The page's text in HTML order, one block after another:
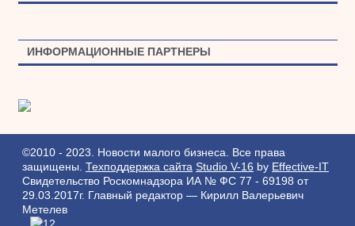
ИНФОРМАЦИОННЫЕ ПАРТНЕРЫ
©2010 - 2023. Новости малого бизнеса. Все права
защищены. Техподдержка сайта Studio V-16 by Effective-IT
Свидетельство Роскомнадзора ИА № ФС 77 - 69198 от
29.03.2017г.